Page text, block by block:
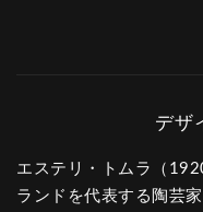
エステリ・トムラ（
ランドを代表する陶芸